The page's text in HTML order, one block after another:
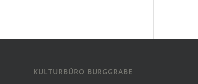
KULTURBÜRO BURGGRABE